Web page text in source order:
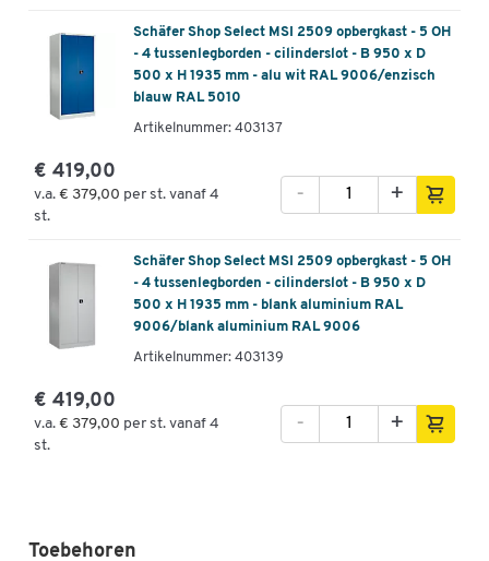
Schäfer Shop Select MSI 2509 opbergkast - 5 OH
- 4 tussenlegborden - cilinderslot - B 950 x D
500 x H 1935 mm - alu wit RAL 9006/enzisch
blauw RAL 5010
Artikelnummer: 403137
€ 419,00
v.a. € 379,00 per st. vanaf 4
st.
+
-
Schäfer Shop Select MSI 2509 opbergkast - 5 OH
- 4 tussenlegborden - cilinderslot - B 950 x D
500 x H 1935 mm - blank aluminium RAL
9006/blank aluminium RAL 9006
Artikelnummer: 403139
€ 419,00
v.a. € 379,00 per st. vanaf 4
st.
+
-
Toebehoren